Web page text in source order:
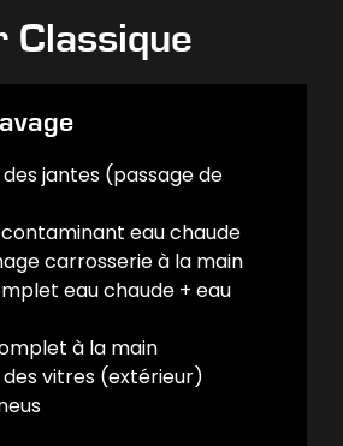
Classique
jantes (passage de
eau chaude
carrosserie à la main
eau chaude + eau
à la main
vitres (extérieur)